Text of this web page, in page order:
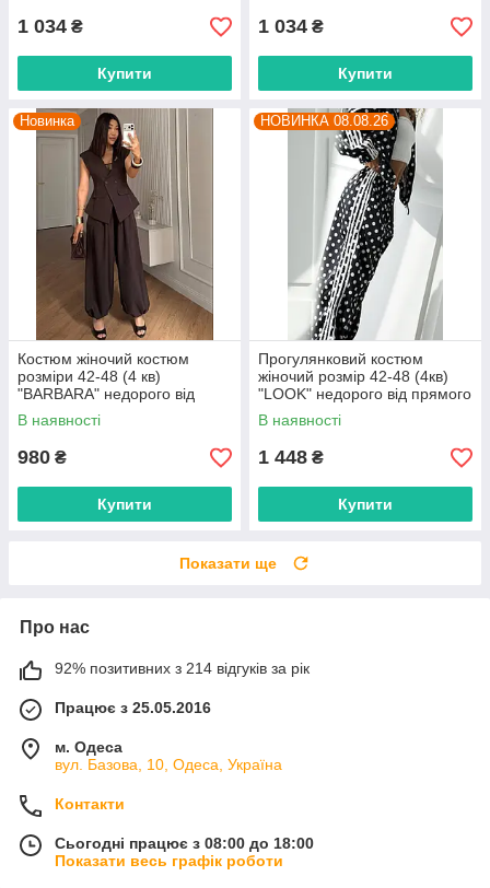
1 034 ₴
Купити
1 034 ₴
Купити
Новинка
Костюм жіночий костюм
розміри 42-48 (4 кв)
"BARBARA" недорого від
прямого постачальника
В наявності
980 ₴
Купити
НОВИНКА 08.08.26
Прогулянковий костюм
жіночий розмір 42-48 (4кв)
"LOOK" недорого від прямого
постачальника
В наявності
1 448 ₴
Купити
Показати ще
Про нас
92% позитивних з 214 відгуків за рік
Працює з 25.05.2016
м. Одеса
вул. Базова, 10, Одеса, Україна
Контакти
Сьогодні працює з 08:00 до 18:00
Показати весь графік роботи